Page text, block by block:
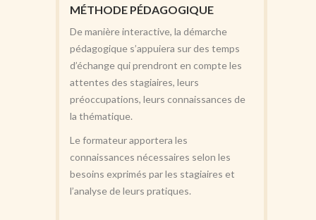
MÉTHODE PÉDAGOGIQUE
De manière interactive, la démarche
pédagogique s’appuiera sur des temps
d’échange qui prendront en compte les
attentes des stagiaires, leurs
préoccupations, leurs connaissances de
la thématique.
Le formateur apportera les
connaissances nécessaires selon les
besoins exprimés par les stagiaires et
l’analyse de leurs pratiques.